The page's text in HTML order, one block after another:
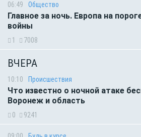
06:49 Общество
Главное за ночь. Европа на
войны
1 7008
ВЧЕРА
10:10 Происшествия
Что известно о ночной атаке
Воронеж и область
0 9241